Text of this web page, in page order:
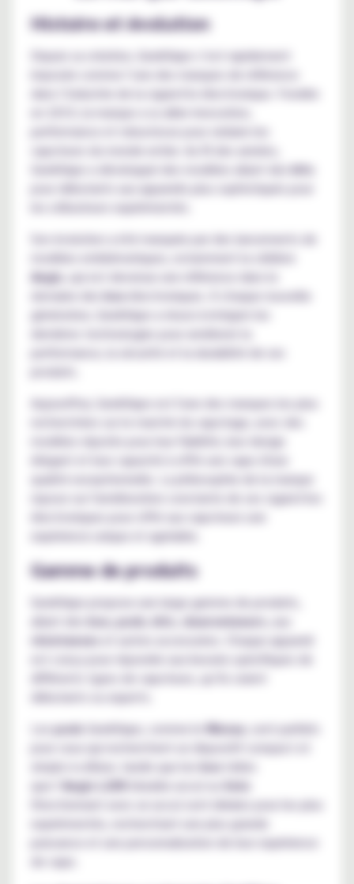
Histoire et évolution
Depuis sa création, GeekVape s’est rapidement
imposée comme l’une des marques de référence
dans l’industrie de la cigarette électronique. Fondée
vapoteurs du monde entier. Au fil des années,
GeekVape a développé des modèles allant deskits
pour débutants aux appareils plus sophistiqués pour
Son évolution a été marquée par des lancements de
modèles emblématiques, notamment la célèbre
Aegis
box
électroniques. À chaque nouvelle
génération, GeekVape a réussi à intégrer les
Aujourd'hui, GeekVape est l'une des marques les plus
recherchées sur le marché du vapotage, avec des
modèles réputés pour leur fiabilité, leur design
élégant et leur capacité à offrir une vape d'une
qualité exceptionnelle. La philosophie de la marque
repose sur l'amélioration constante de ses cigarettes
électroniques pour offrir aux vapoteurs une
expérience unique et agréable.
Gamme de produits
GeekVape propose une large gamme de produits,
box pods kits clearomiseurs
résistances
et autres accessoires. Chaque appareil
différents types de vapoteurs, qu’ils soient
débutants ou experts.
Lespods GeekVape, comme leWenax, sont parfaits
pour ceux qui recherchent un dispositif compact et
simple à utiliser, tandis que les
Aegis L200
Solo
(fonctionnant avec un accu) sont idéales pour les plus
expérimentés, recherchant une plus grande
puissance et une personnalisation de leur expérience